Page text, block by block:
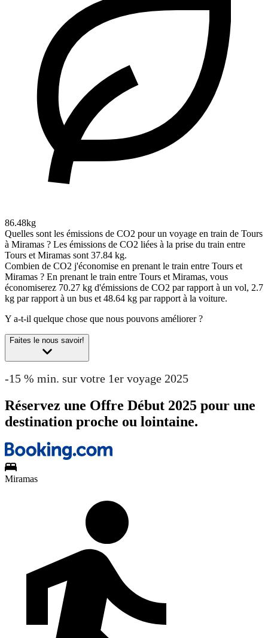
86.48kg
Quelles sont les émissions de CO2 pour un voyage en train de Tours
à Miramas ? Les émissions de CO2 liées à la prise du train entre
Tours et Miramas sont 37.84 kg.
Combien de CO2 j'économise en prenant le train entre Tours et
Miramas ? En prenant le train entre Tours et Miramas, vous
économiserez 70.27 kg d'émissions de CO2 par rapport à un vol, 2.7
kg par rapport à un bus et 48.64 kg par rapport à la voiture.
Y a-t-il quelque chose que nous pouvons améliorer ?
Faites le nous savoir!
-15 % min. sur votre 1er voyage 2025
Réservez une Offre Début 2025 pour une
destination proche ou lointaine.
Miramas